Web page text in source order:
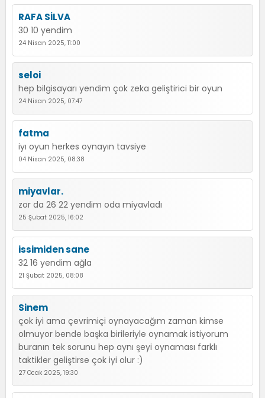
RAFA SİLVA
30 10 yendim
24 Nisan 2025, 11:00
seloi
hep bilgisayarı yendim çok zeka geliştirici bir oyun
24 Nisan 2025, 07:47
fatma
iyı oyun herkes oynayın tavsiye
04 Nisan 2025, 08:38
miyavlar.
zor da 26 22 yendim oda miyavladı
25 Şubat 2025, 16:02
issimiden sane
32 16 yendim ağla
21 Şubat 2025, 08:08
Sinem
çok iyi ama çevrimiçi oynayacağım zaman kimse
olmuyor bende başka birileriyle oynamak istiyorum
buranın tek sorunu hep aynı şeyi oynaması farklı
taktikler geliştirse çok iyi olur :)
27 Ocak 2025, 19:30